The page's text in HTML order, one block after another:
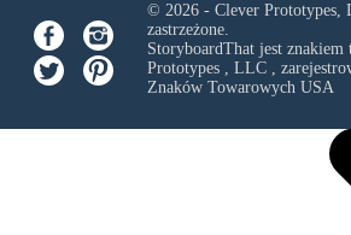
© 2026 - Clever Prototypes,
zastrzeżone.
StoryboardThat jest
Prototypes , LLC,
Znaków Towarowych USA